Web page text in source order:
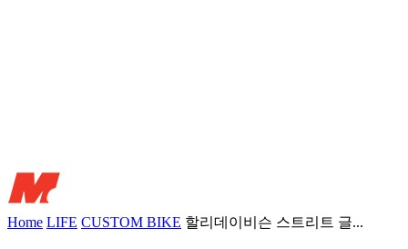
Home LIFE CUSTOM BIKE 할리데이비슨 스트리트 글...